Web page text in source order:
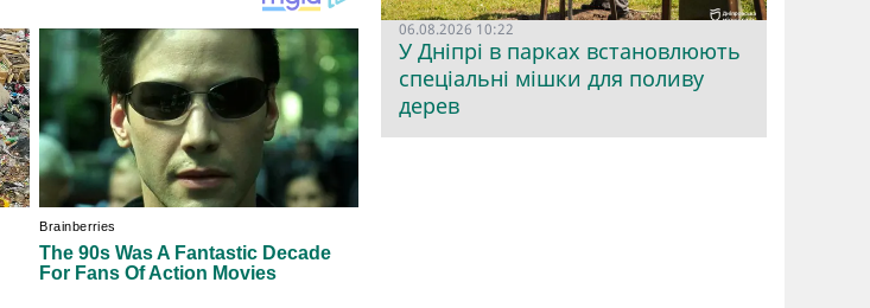
06.08.2026 10:22
У Дніпрі в парках встановлюють
спеціальні мішки для поливу
дерев